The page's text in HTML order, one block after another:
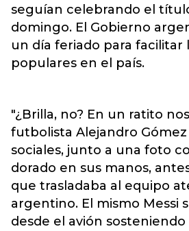
seguían celebrando el
domingo. El Gobierno
un día feriado para facilitar
populares en el país.
"¿Brilla, no? En un ratito
futbolista Alejandro
sociales, junto a una foto
dorado en sus manos,
que trasladaba al equipo
argentino. El mismo Messi
desde el avión sosteniendo